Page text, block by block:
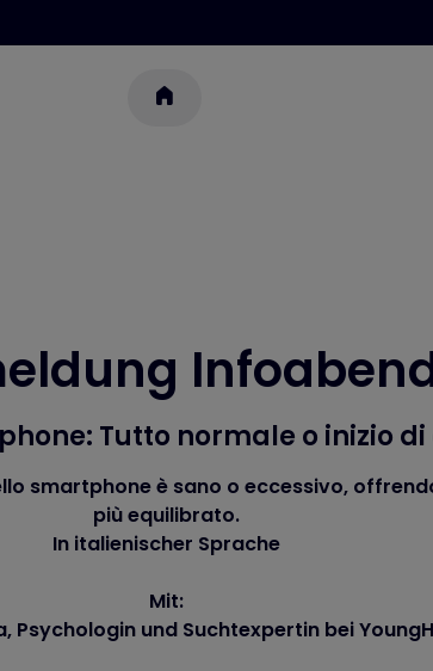
Tutto normale o inizio
smartphone è sano o eccessivo,
più equilibrato.
In italienischer Sprache
Mit:
Psychologin und Suchtexpertin bei